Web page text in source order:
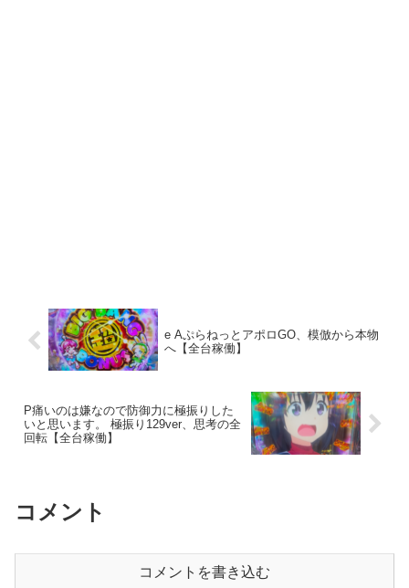
e AぷらねっとアポロGO、模倣から本物
へ【全台稼働】
P痛いのは嫌なので防御力に極振りした
いと思います。 極振り129ver、思考の全
回転【全台稼働】
コメント
コメントを書き込む